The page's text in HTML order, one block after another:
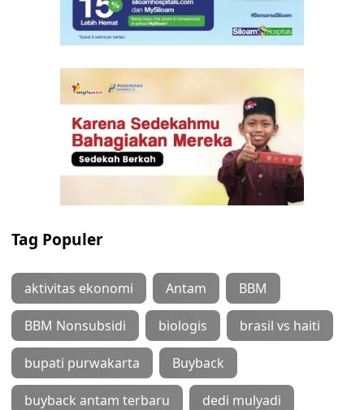
Tag Populer
aktivitas ekonomi Antam BBM
BBM Nonsubsidi biologis brasil vs haiti
bupati purwakarta Buyback
buyback antam terbaru dedi mulyadi